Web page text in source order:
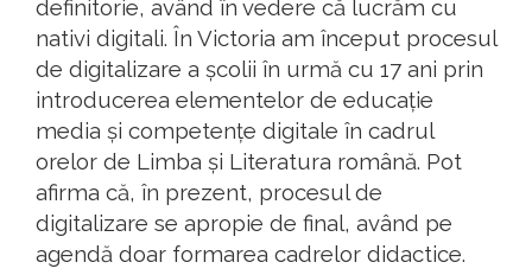
definitorie, având în vedere că lucrăm cu
nativi digitali. În Victoria am început procesul
de digitalizare a școlii în urmă cu 17 ani prin
introducerea elementelor de educație
media și competențe digitale în cadrul
orelor de Limba și Literatura română. Pot
afirma că, în prezent, procesul de
digitalizare se apropie de final, având pe
agendă doar formarea cadrelor didactice.